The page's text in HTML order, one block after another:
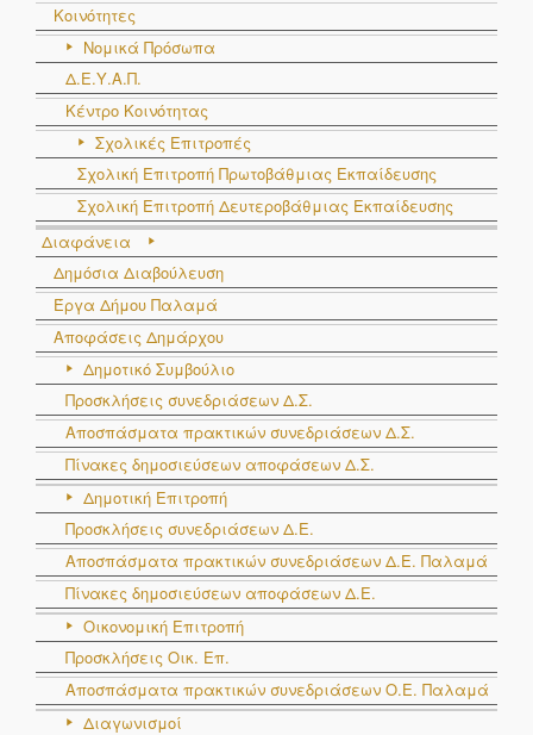
Κοινότητες
Νομικά Πρόσωπα
Δ.Ε.Υ.Α.Π.
Κέντρο Κοινότητας
Σχολικές Επιτροπές
Σχολική Επιτροπή Πρωτοβάθμιας Εκπαίδευσης
Σχολική Επιτροπή Δευτεροβάθμιας Εκπαίδευσης
Διαφάνεια
Δημόσια Διαβούλευση
Έργα Δήμου Παλαμά
Αποφάσεις Δημάρχου
Δημοτικό Συμβούλιο
Προσκλήσεις συνεδριάσεων Δ.Σ.
Αποσπάσματα πρακτικών συνεδριάσεων Δ.Σ.
Πίνακες δημοσιεύσεων αποφάσεων Δ.Σ.
Δημοτική Επιτροπή
Προσκλήσεις συνεδριάσεων Δ.Ε.
Αποσπάσματα πρακτικών συνεδριάσεων Δ.E. Παλαμά
Πίνακες δημοσιεύσεων αποφάσεων Δ.Ε.
Οικονομική Επιτροπή
Προσκλήσεις Οικ. Επ.
Αποσπάσματα πρακτικών συνεδριάσεων Ο.E. Παλαμά
Διαγωνισμοί